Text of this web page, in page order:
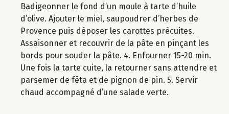
Badigeonner le fond d’un moule à tarte d’huile
d’olive. Ajouter le miel, saupoudrer d’herbes de
Provence puis déposer les carottes précuites.
Assaisonner et recouvrir de la pâte en pinçant les
bords pour souder la pâte. 4. Enfourner 15-20 min.
Une fois la tarte cuite, la retourner sans attendre et
parsemer de fêta et de pignon de pin. 5. Servir
chaud accompagné d’une salade verte.